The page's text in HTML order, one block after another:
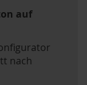
auf
nach